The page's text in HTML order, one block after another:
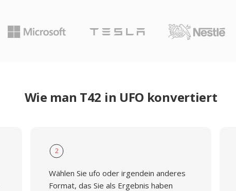
Wie man T42 in UFO konvertiert
2
Wählen Sie ufo oder irgendein anderes
Format, das Sie als Ergebnis haben